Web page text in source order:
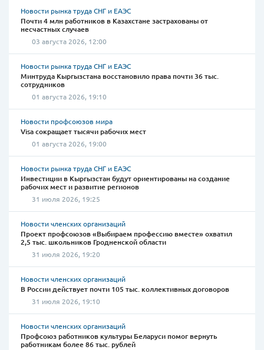
Новости рынка труда СНГ и ЕАЭС
Почти 4 млн работников в Казахстане застрахованы от
несчастных случаев
03 августа 2026, 12:00
Новости рынка труда СНГ и ЕАЭС
Минтруда Кыргызстана восстановило права почти 36 тыс.
сотрудников
01 августа 2026, 19:10
Новости профсоюзов мира
Visa сокращает тысячи рабочих мест
01 августа 2026, 19:00
Новости рынка труда СНГ и ЕАЭС
Инвестиции в Кыргызстан будут ориентированы на создание
рабочих мест и развитие регионов
31 июля 2026, 19:25
Новости членских организаций
Проект профсоюзов «Выбираем профессию вместе» охватил
2,5 тыс. школьников Гродненской области
31 июля 2026, 19:20
Новости членских организаций
В России действует почти 105 тыс. коллективных договоров
31 июля 2026, 19:10
Новости членских организаций
Профсоюз работников культуры Беларуси помог вернуть
работникам более 86 тыс. рублей